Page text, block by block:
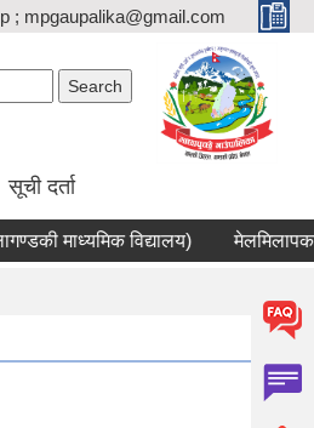
; mpgaupalika@gmail.com
सूची दर्ता
माध्यमिक विद्यालय)